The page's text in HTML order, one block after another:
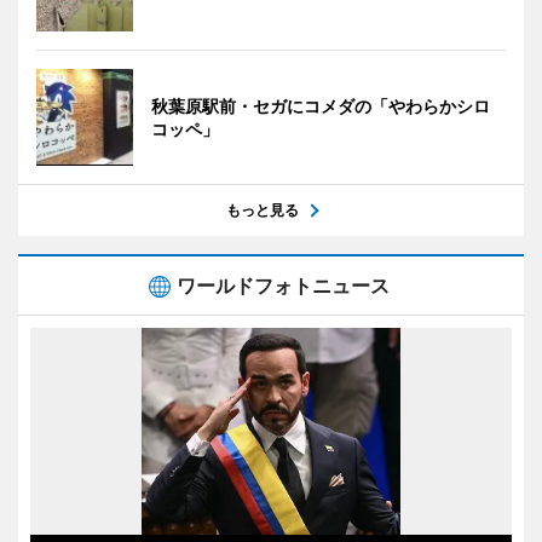
秋葉原駅前・セガにコメダの「やわらかシロ
コッペ」
もっと見る
ワールドフォトニュース